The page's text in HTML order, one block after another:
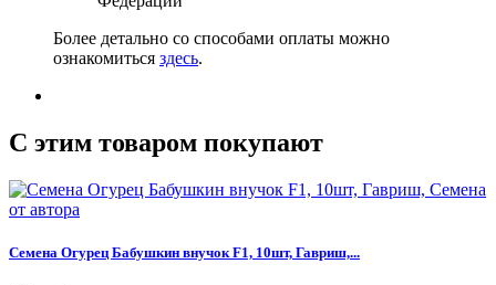
Более детально со способами оплаты можно
ознакомиться здесь.
C этим товаром покупают
Семена Огурец Бабушкин внучок F1, 10шт, Гавриш,...